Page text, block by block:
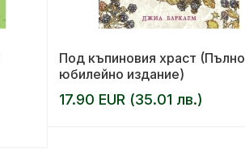
Под къпиновия храст (Пълно
юбилейно издание)
17.90 EUR (35.01 лв.)